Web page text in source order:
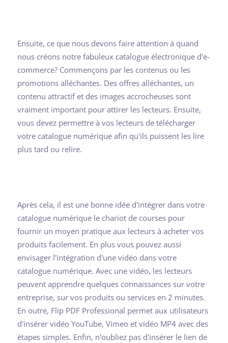
Ensuite, ce que nous devons faire attention à quand
nous créons notre fabuleux catalogue électronique d'e-
commerce? Commençons par les contenus ou les
promotions alléchantes. Des offres alléchantes, un
contenu attractif et des images accrocheuses sont
vraiment important pour attirer les lecteurs. Ensuite,
vous devez permettre à vos lecteurs de télécharger
votre catalogue numérique afin qu'ils puissent les lire
plus tard ou relire.
Après cela, il est une bonne idée d'intégrer dans votre
catalogue numérique le chariot de courses pour
fournir un moyen pratique aux lecteurs à acheter vos
produits facilement. En plus vous pouvez aussi
envisager l'intégration d'une vidéo dans votre
catalogue numérique. Avec une vidéo, les lecteurs
peuvent apprendre quelques connaissances sur votre
entreprise, sur vos produits ou services en 2 minutes.
En outre, Flip PDF Professional permet aux utilisateurs
d'insérer vidéo YouTube, Vimeo et vidéo MP4 avec des
étapes simples. Enfin, n'oubliez pas d'insérer le lien de